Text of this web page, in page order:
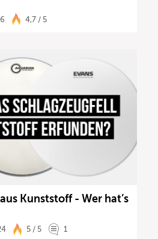
4,7 / 5
Kunststoff - Wer hat’s
5 / 5 1